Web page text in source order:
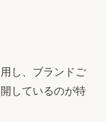
し、ブランドご
しているのが特